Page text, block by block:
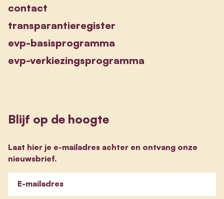
contact
transparantieregister
evp-basisprogramma
evp-verkiezingsprogramma
Blijf op de hoogte
Laat hier je e-mailadres achter en ontvang onze
nieuwsbrief.
E-mailadres